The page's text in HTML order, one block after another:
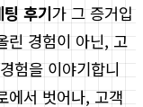
후기가 그 증거입
린 경험이 아닌, 고
험을 이야기합니
에서 벗어나, 고객